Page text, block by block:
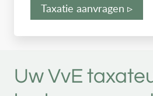
Taxatie aanvragen ▹
Uw VvE